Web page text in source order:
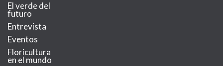
El verde del
futuro
Entrevista
Eventos
Floricultura
en el mundo